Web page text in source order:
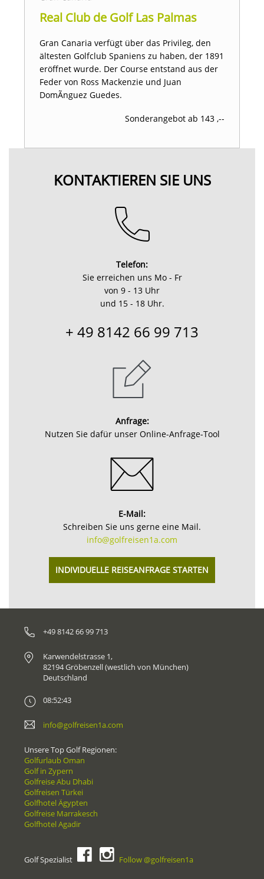
Real Club de Golf Las Palmas
Gran Canaria verfügt über das Privileg, den
ältesten Golfclub Spaniens zu haben, der 1891
eröffnet wurde. Der Course entstand aus der
Feder von Ross Mackenzie und Juan
DomÃnguez Guedes.
Sonderangebot ab 143 ,--
KONTAKTIEREN SIE UNS
Telefon:
Sie erreichen uns Mo - Fr
von 9 - 13 Uhr
und 15 - 18 Uhr.
+ 49 8142 66 99 713
Anfrage:
Nutzen Sie dafür unser Online-Anfrage-Tool
E-Mail:
Schreiben Sie uns gerne eine Mail.
info@golfreisen1a.com
INDIVIDUELLE REISEANFRAGE STARTEN
+49 8142 66 99 713
Karwendelstrasse 1,
82194 Gröbenzell (westlich von München)
Deutschland
08:52:43
info@golfreisen1a.com
Unsere Top Golf Regionen:
Golfurlaub Oman
Golf in Zypern
Golfreise Abu Dhabi
Golfreisen Türkei
Golfhotel Ägypten
Golfreise Marrakesch
Golfhotel Agadir
Golf Spezialist Follow @golfreisen1a